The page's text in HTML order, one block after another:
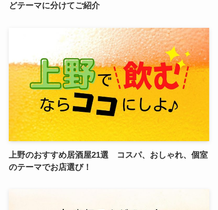
どテーマに分けてご紹介
上野のおすすめ居酒屋21選 コスパ、おしゃれ、個室
のテーマでお店選び！